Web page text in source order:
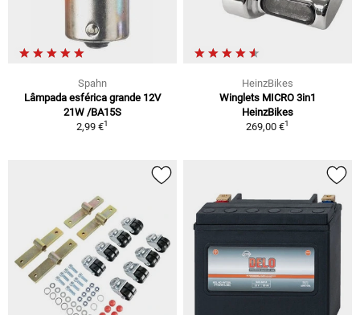
Spahn
Lâmpada esférica grande 12V
21W /BA15S
2,99 €1
HeinzBikes
Winglets MICRO 3in1
HeinzBikes
269,00 €1